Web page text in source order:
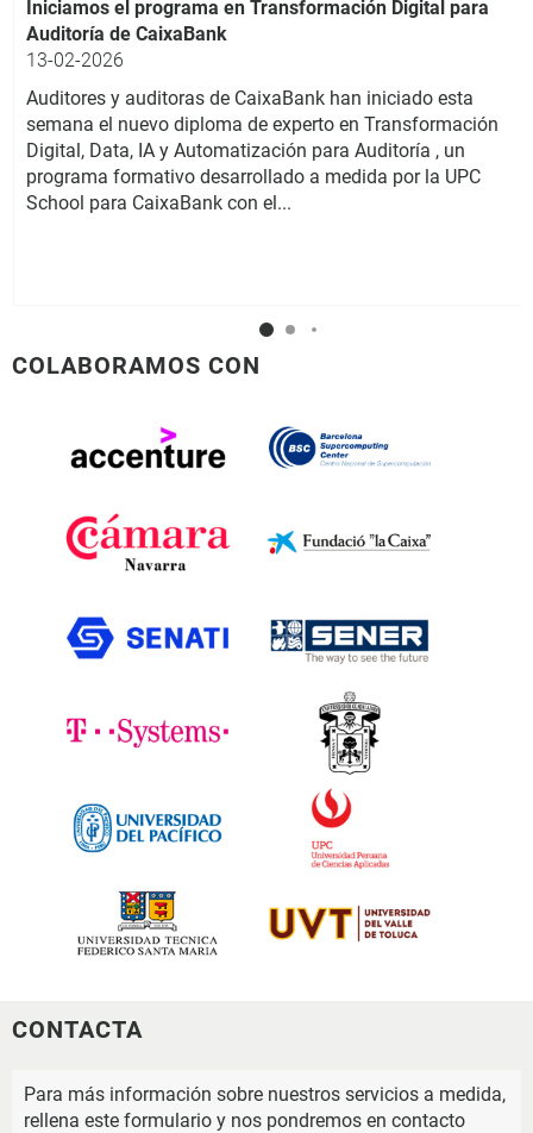
Iniciamos el programa en Transformación Digital para
Auditoría de CaixaBank
13-02-2026
Auditores y auditoras de CaixaBank han iniciado esta
semana el nuevo diploma de experto en Transformación
Digital, Data, IA y Automatización para Auditoría , un
programa formativo desarrollado a medida por la UPC
School para CaixaBank con el...
COLABORAMOS CON
CONTACTA
Para más información sobre nuestros servicios a medida,
rellena este formulario y nos pondremos en contacto